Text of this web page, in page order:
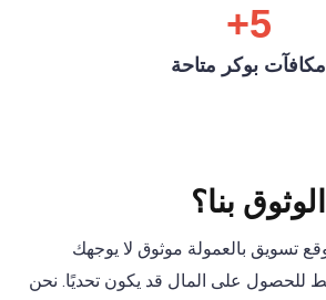
5+
مكافآت بوكر متاحة
بنا؟
تسويق بالعمولة موثوق لا يوجهك
للحصول على المال قد يكون تحديًا. نحن